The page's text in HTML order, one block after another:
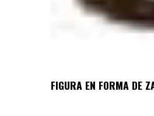
FIGURA EN FORMA DE